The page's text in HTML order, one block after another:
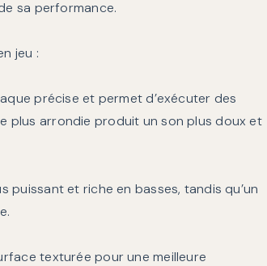
sa performance.
jeu :
précise et permet d’exécuter des
plus arrondie produit un son plus doux et
puissant et riche en basses, tandis qu’un
texturée pour une meilleure